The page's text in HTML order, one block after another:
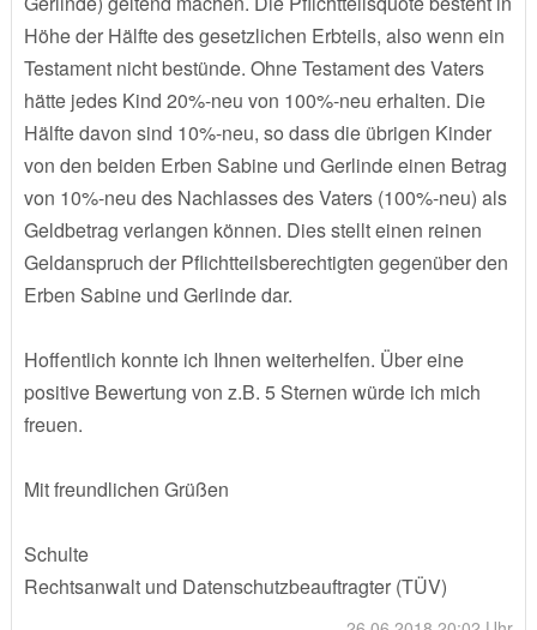
Höhe der Hälfte des gesetzlichen Erbteils, also wenn ein
Testament nicht bestünde. Ohne Testament des Vaters
hätte jedes Kind 20%-neu von 100%-neu erhalten. Die
Hälfte davon sind 10%-neu, so dass die übrigen Kinder
von den beiden Erben Sabine und Gerlinde einen Betrag
von 10%-neu des Nachlasses des Vaters (100%-neu) als
Geldbetrag verlangen können. Dies stellt einen reinen
Geldanspruch der Pflichtteilsberechtigten gegenüber den
Erben Sabine und Gerlinde dar.
Hoffentlich konnte ich Ihnen weiterhelfen. Über eine
positive Bewertung von z.B. 5 Sternen würde ich mich
freuen.
Mit freundlichen Grüßen
Schulte
Rechtsanwalt und Datenschutzbeauftragter (TÜV)